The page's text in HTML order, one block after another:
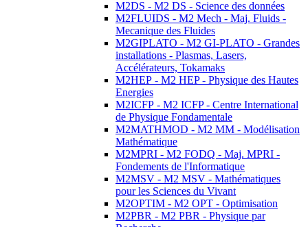
M2DS - M2 DS - Science des données
M2FLUIDS - M2 Mech - Maj. Fluids -
Mecanique des Fluides
M2GIPLATO - M2 GI-PLATO - Grandes
installations - Plasmas, Lasers,
Accélérateurs, Tokamaks
M2HEP - M2 HEP - Physique des Hautes
Energies
M2ICFP - M2 ICFP - Centre International
de Physique Fondamentale
M2MATHMOD - M2 MM - Modélisation
Mathématique
M2MPRI - M2 FODQ - Maj. MPRI -
Fondements de l'Informatique
M2MSV - M2 MSV - Mathématiques
pour les Sciences du Vivant
M2OPTIM - M2 OPT - Optimisation
M2PBR - M2 PBR - Physique par